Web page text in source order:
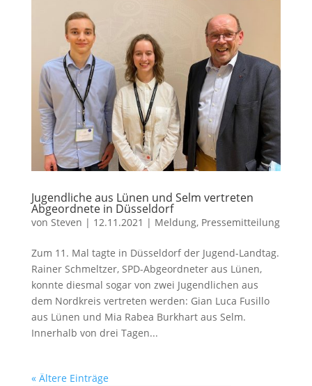
Jugendliche aus Lünen und Selm vertreten
Abgeordnete in Düsseldorf
von Steven | 12.11.2021 | Meldung, Pressemitteilung
Zum 11. Mal tagte in Düsseldorf der Jugend-Landtag.
Rainer Schmeltzer, SPD-Abgeordneter aus Lünen,
konnte diesmal sogar von zwei Jugendlichen aus
dem Nordkreis vertreten werden: Gian Luca Fusillo
aus Lünen und Mia Rabea Burkhart aus Selm.
Innerhalb von drei Tagen...
« Ältere Einträge